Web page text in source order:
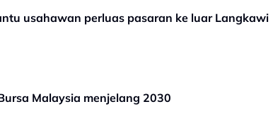
usahawan perluas pasaran ke luar Langkawi
Malaysia menjelang 2030